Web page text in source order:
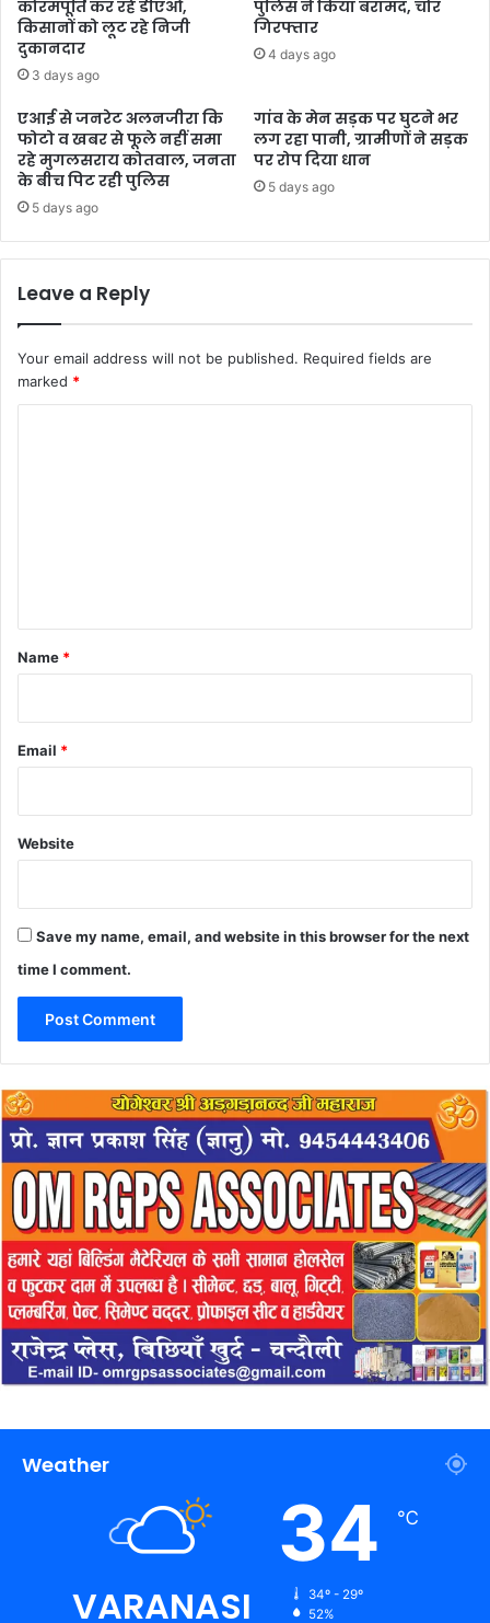
कोरमपूर्ति कर रहे डीएओ,
किसानों को लूट रहे निजी
दुकानदार
3 days ago
पुलिस ने किया बरामद, चोर
गिरफ्तार
4 days ago
एआई से जनरेट अलनजीरा कि
फोटो व खबर से फूले नहीं समा
रहे मुगलसराय कोतवाल, जनता
के बीच पिट रही पुलिस
5 days ago
गांव के मेन सड़क पर घुटने भर
लग रहा पानी, ग्रामीणों ने सड़क
पर रोप दिया धान
5 days ago
Leave a Reply
Your email address will not be published. Required fields are
marked *
*
Name *
Email *
Website
Save my name, email, and website in this browser for the next
time I comment.
Weather
VARANASI
34 ℃
34º - 29º
52%